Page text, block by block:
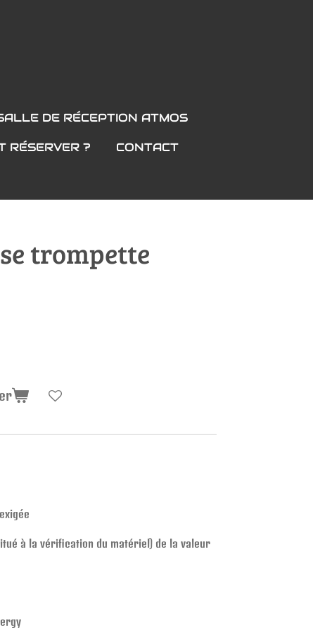
DE RÉCEPTION ATMOS
RÉSERVER ?
CONTACT
trompette
à la vérification du matériel) de la valeur